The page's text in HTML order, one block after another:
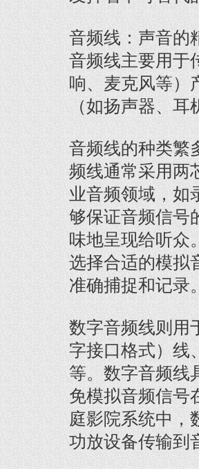
音频线：声音的
音频线主要用于
响、麦克风等）
（如扬声器、耳
音频线的种类繁
频线通常采用两
业音频领域，如
够保证音频信号
味地呈现给听众
选择合适的模拟
准确捕捉和记录
数字音频线则用
字接口格式）线
等。数字音频线
免模拟音频信号
庭影院系统中，
功放设备传输到